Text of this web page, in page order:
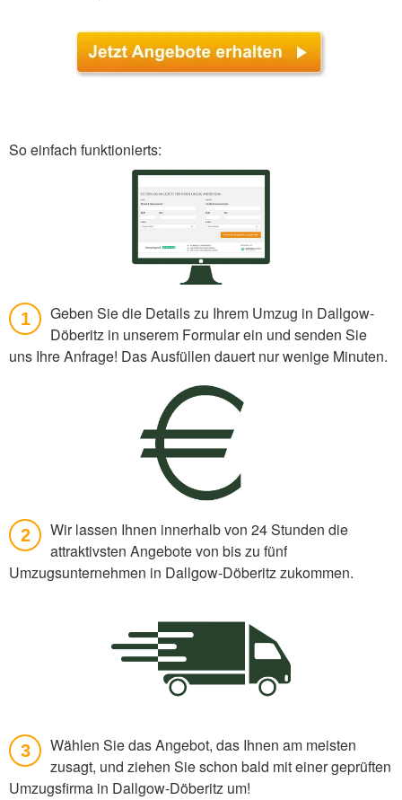
So einfach funktionierts:
1
Geben Sie die Details zu Ihrem Umzug in Dallgow-
Döberitz in unserem Formular ein und senden Sie
uns Ihre Anfrage! Das Ausfüllen dauert nur wenige Minuten.
2
Wir lassen Ihnen innerhalb von 24 Stunden die
attraktivsten Angebote von bis zu fünf
Umzugsunternehmen in Dallgow-Döberitz zukommen.
3
Wählen Sie das Angebot, das Ihnen am meisten
zusagt, und ziehen Sie schon bald mit einer geprüften
Umzugsfirma in Dallgow-Döberitz um!